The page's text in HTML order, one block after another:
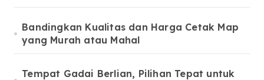
Bandingkan Kualitas dan Harga Cetak Map
yang Murah atau Mahal
Tempat Gadai Berlian, Pilihan Tepat untuk